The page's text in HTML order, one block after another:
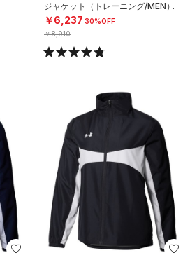
ジャケット（トレーニング/MEN）
￥6,237 30%OFF
￥8,910